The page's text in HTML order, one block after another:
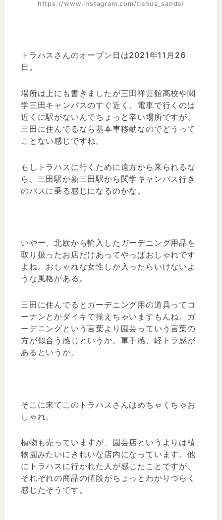
https://www.instagram.com/tlahus_sanda/
トラハスさんのオープン日は2021年11月26
日。
場所は上にも書きましたが三田祥雲館高校や関
学三田キャンパスのすぐ近く。電車で行くのは
近くに駅がないんでちょっと辛い場所ですが、
三田に住んでるなら基本車移動なのでどうって
ことない感じですね。
もしトラハスに行くために遠方から来られるな
ら、三田駅か新三田駅から関学キャンパス行き
のバスに乗る感じになるのかな。
いやー、北欧から輸入したガーデニング用品を
取り扱ったお店だけあってやっぱおしゃれです
よね。おしゃれな女性しか入ったらいけないよ
うな風格がある。
三田に住んでるとガーデニング用の道具ってコ
ーナンとかダイキで揃えちゃいますもんね。ガ
ーデニングという言葉より園芸っていう言葉の
方が似合う感じというか。軍手感、軽トラ感が
あるというか。
そこに来てこのトラハスさんはめちゃくちゃお
しゃれ。
植物も売っていますが、園芸店というよりは植
物園みたいにきれいな店内になっています。他
にトラハスに行かれた人が感じたことですが、
それぞれの商品の値段がちょっとわかりづらく
感じたそうです。